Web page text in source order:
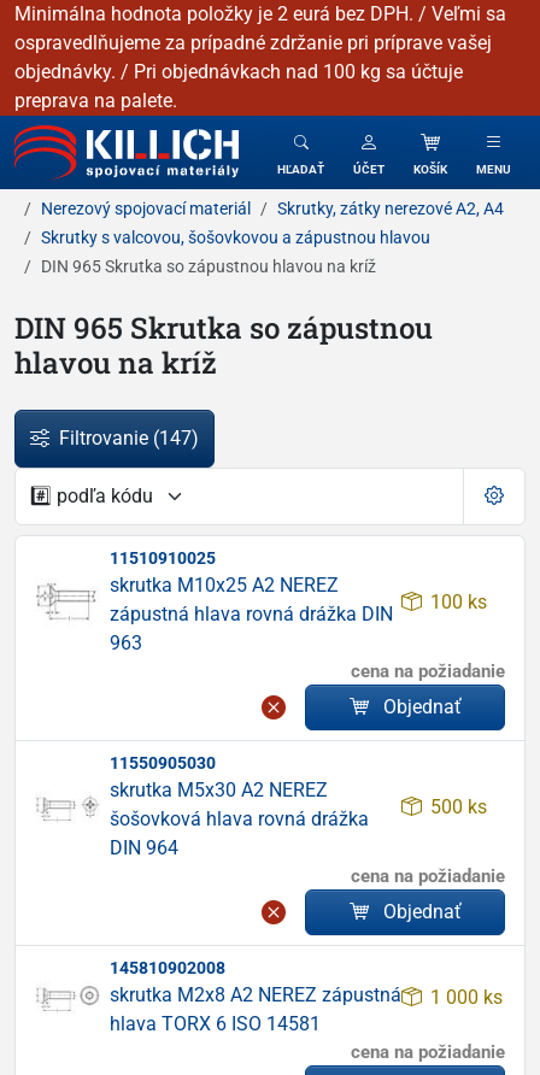
Minimálna hodnota položky je 2 eurá bez DPH. / Veľmi sa
ospravedlňujeme za prípadné zdržanie pri príprave vašej
objednávky. / Pri objednávkach nad 100 kg sa účtuje
preprava na palete.
KILLICH - Spojovacie materiály
HĽADAŤ ÚČET KOŠÍK MENU
Nerezový spojovací materiál
Skrutky, zátky nerezové A2, A4
Skrutky s valcovou, šošovkovou a zápustnou hlavou
DIN 965 Skrutka so zápustnou hlavou na kríž
DIN 965 Skrutka so zápustnou
hlavou na kríž
Filtrovanie (147)
11510910025
skrutka M10x25 A2 NEREZ
zápustná hlava rovná drážka DIN
963
100 ks
cena na požiadanie
Objednať
11550905030
skrutka M5x30 A2 NEREZ
šošovková hlava rovná drážka
DIN 964
500 ks
cena na požiadanie
Objednať
145810902008
skrutka M2x8 A2 NEREZ zápustná
hlava TORX 6 ISO 14581
1 000 ks
cena na požiadanie